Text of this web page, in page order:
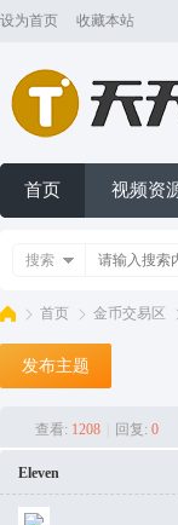
设为首页 收藏本站
首页 视频资
搜索
首页 金币交易区
发布主题
查看: 1208 回复: 0
Eleven